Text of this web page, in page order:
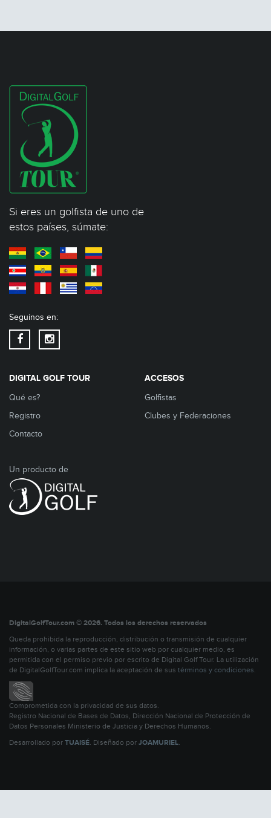
Si eres un golfista de uno de
estos países, súmate:
Seguinos en:
DIGITAL GOLF TOUR
Qué es?
Registro
Contacto
ACCESOS
Golfistas
Clubes y Federaciones
Un producto de
DigitalGolfTour.com © 2026. Todos los derechos reservados
Queda prohibida la reproducción, distribución o transmisión de cualquier
información, o varias partes de este sitio web por cualquier medio, es
permitida con el permiso previo por escrito de Digital Golf Tour. La utilización
de DigitalGolfTour.com implica la aceptación de sus términos y condiciones.
Comprometida con la privacidad de sus datos.
Registro Nacional de Bases de Datos, Dirección Nacional de Protección de
Datos Personales Ministerio de Justicia y Derechos Humanos.
Desarrollado por TUAISÉ. Diseñado por JOAMURIEL.